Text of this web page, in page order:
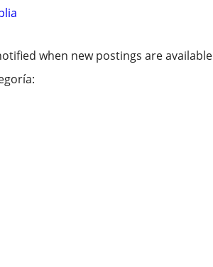
when new postings are available